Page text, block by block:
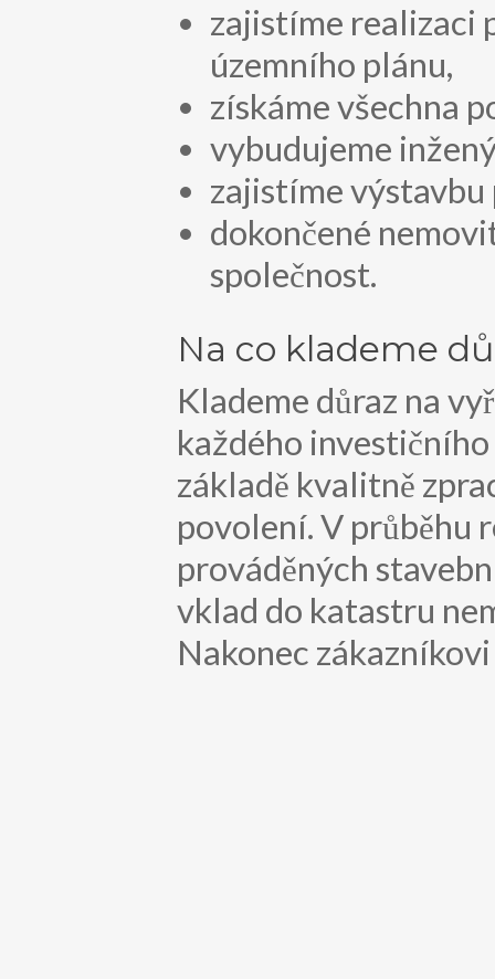
zajistíme realizaci
územního plánu,
získáme všechna
vybudujeme
zajistíme
dokončené
společnost.
Na co klademe
Klademe důraz na
každého
základě kvalitně
povolení. V průběhu
prováděných
vklad do katastru
Nakonec